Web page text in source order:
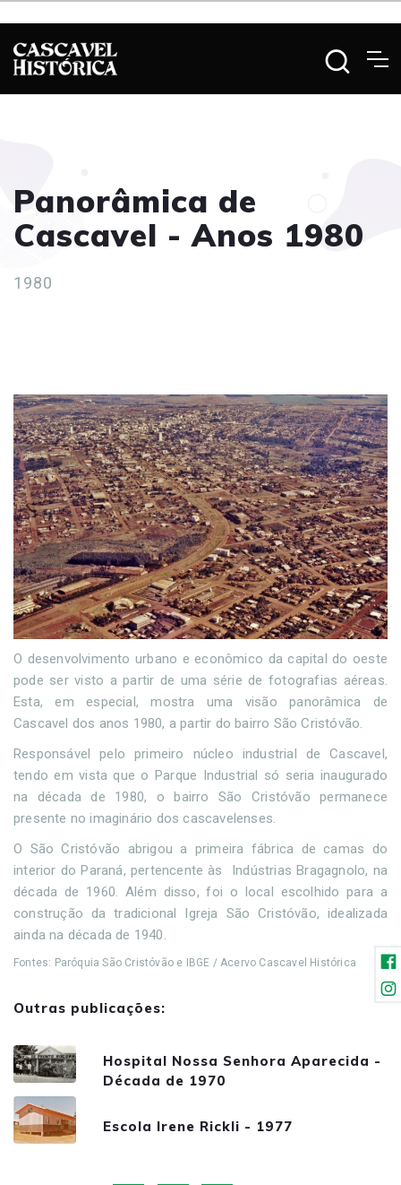
Panorâmica de
Cascavel - Anos 1980
1980
O desenvolvimento urbano e econômico da capital do oeste
pode ser visto a partir de uma série de fotografias aéreas.
Esta, em especial, mostra uma visão panorâmica de
Cascavel dos anos 1980, a partir do bairro São Cristóvão.
Responsável pelo primeiro núcleo industrial de Cascavel,
tendo em vista que o Parque Industrial só seria inaugurado
na década de 1980, o bairro São Cristóvão permanece
presente no imaginário dos cascavelenses.
O São Cristóvão abrigou a primeira fábrica de camas do
interior do Paraná, pertencente às Indústrias Bragagnolo, na
década de 1960. Além disso, foi o local escolhido para a
construção da tradicional Igreja São Cristóvão, idealizada
ainda na década de 1940.
Fontes: Paróquia São Cristóvão e IBGE / Acervo Cascavel Histórica
Outras publicações:
Hospital Nossa Senhora Aparecida -
Década de 1970
Escola Irene Rickli - 1977